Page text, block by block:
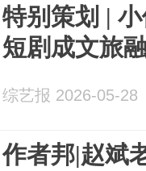
特别策划 |
短剧成文旅
综艺报 2026-05-28
作者邦|赵斌